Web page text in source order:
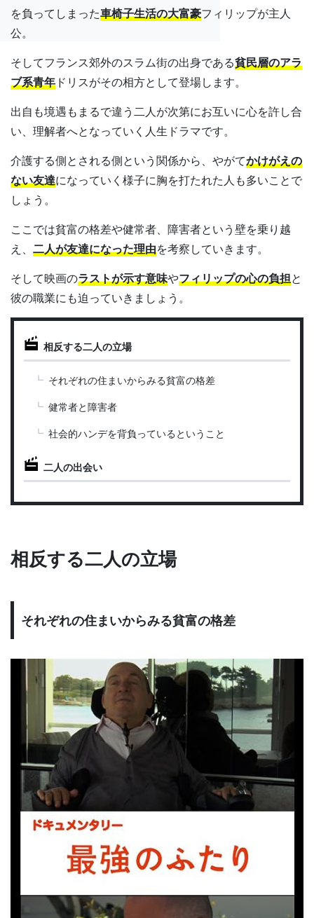
を負ってしまった車椅子生活の大富豪フィリップが主人
公。
そしてフランス郊外のスラム街の出身である貧民層のアラ
ブ系青年 ドリスがその相方として登場します。
出自も境遇もまるで違う二人が次第にお互いに心を許し合
い、理解者へとなっていく人生ドラマです。
介護する側とされる側という関係から、やがてかけがえの
ない友達になっていく様子に胸を打たれた人も多いことで
しょう。
ここでは貧富の格差や健常者、障害者という壁を乗り越
え、 二人が友達になった理由を考察していきます。
そして映画のラストが示す意味やフィリップの心の負担と
彼の職業にも迫っていきましょう。
相反する二人の立場
それぞれの住まいからみる貧富の格差
健常者と障害者
社会的ハンデを背負っているということ
二人の出会い
相反する二人の立場
それぞれの住まいからみる貧富の格差